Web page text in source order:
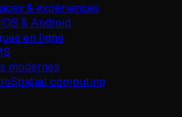
& expériences
iOS & Android
en ligne
modernes
Spatial computing